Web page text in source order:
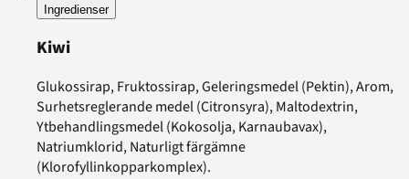
Ingredienser
Kiwi
Glukossirap, Fruktossirap, Geleringsmedel (Pektin), Arom,
Surhetsreglerande medel (Citronsyra), Maltodextrin,
Ytbehandlingsmedel (Kokosolja, Karnaubavax),
Natriumklorid, Naturligt färgämne
(Klorofyllinkopparkomplex).